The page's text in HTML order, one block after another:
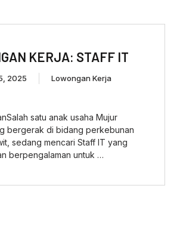
KERJA: STAFF IT
2025 Lowongan Kerja
satu anak usaha Mujur
bergerak di bidang perkebunan
sedang mencari Staff IT yang
berpengalaman untuk …